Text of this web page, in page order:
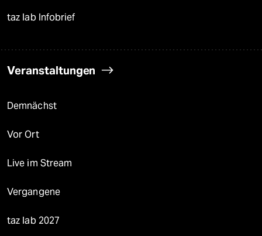
taz lab Infobrief
Veranstaltungen
Demnächst
Vor Ort
Live im Stream
Vergangene
taz lab 2027